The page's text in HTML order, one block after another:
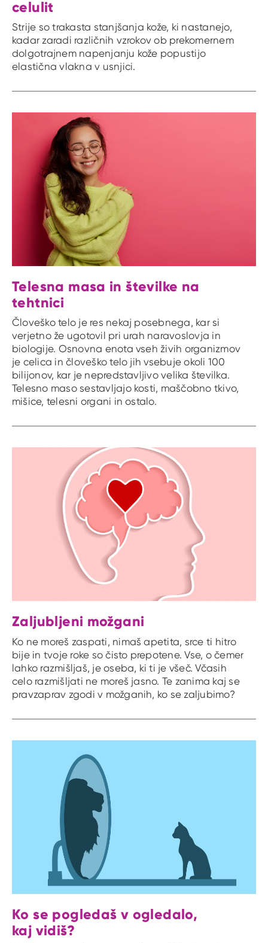
celulit
Strije so trakasta stanjšanja kože, ki nastanejo,
kadar zaradi različnih vzrokov ob prekomernem
dolgotrajnem napenjanju kože popustijo
elastična vlakna v usnjici.
Telesna masa in številke na
tehtnici
Človeško telo je res nekaj posebnega, kar si
verjetno že ugotovil pri urah naravoslovja in
biologije. Osnovna enota vseh živih organizmov
je celica in človeško telo jih vsebuje okoli 100
bilijonov, kar je nepredstavljivo velika številka.
Telesno maso sestavljajo kosti, maščobno tkivo,
mišice, telesni organi in ostalo.
Zaljubljeni možgani
Ko ne moreš zaspati, nimaš apetita, srce ti hitro
bije in tvoje roke so čisto prepotene. Vse, o čemer
lahko razmišljaš, je oseba, ki ti je všeč. Včasih
celo razmišljati ne moreš jasno. Te zanima kaj se
pravzaprav zgodi v možganih, ko se zaljubimo?
Ko se pogledaš v ogledalo,
kaj vidiš?